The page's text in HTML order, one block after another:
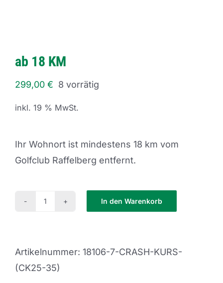
ab 18 KM
299,00 € 8 vorrätig
inkl. 19 % MwSt.
Ihr Wohnort ist mindestens 18 km vom
Golfclub Raffelberg entfernt.
Menge
In den Warenkorb
Artikelnummer: 18106-7-CRASH-KURS-
(CK25-35)